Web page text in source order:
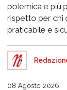
polemica e più
rispetto per chi
praticabile e
08 Agosto 2026